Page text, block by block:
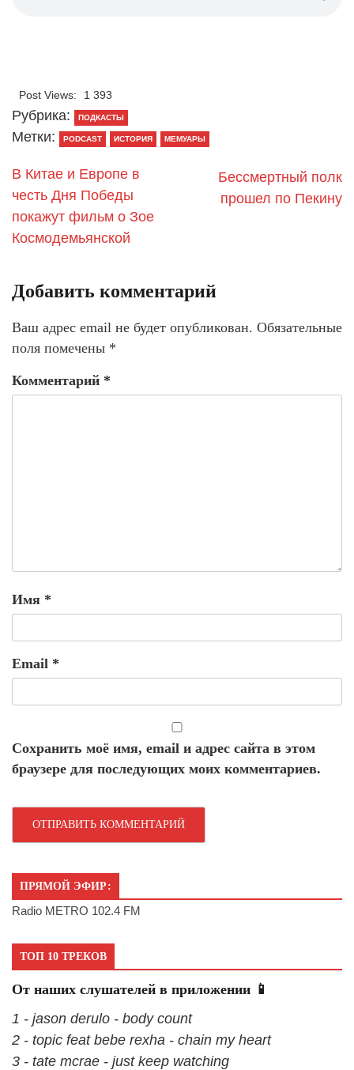
Post Views: 1 393
Рубрика: ПОДКАСТЫ
Метки: PODCAST ИСТОРИЯ МЕМУАРЫ
В Китае и Европе в
честь Дня Победы
покажут фильм о Зое
Космодемьянской
Бессмертный полк
прошел по Пекину
Добавить комментарий
Ваш адрес email не будет опубликован. Обязательные
поля помечены *
Комментарий *
Имя *
Email *
Сохранить моё имя, email и адрес сайта в этом
браузере для последующих моих комментариев.
ПРЯМОЙ ЭФИР:
Radio METRO 102.4 FM
ТОП 10 ТРЕКОВ
От наших слушателей в приложении 📱
1 - jason derulo - body count
2 - topic feat bebe rexha - chain my heart
3 - tate mcrae - just keep watching